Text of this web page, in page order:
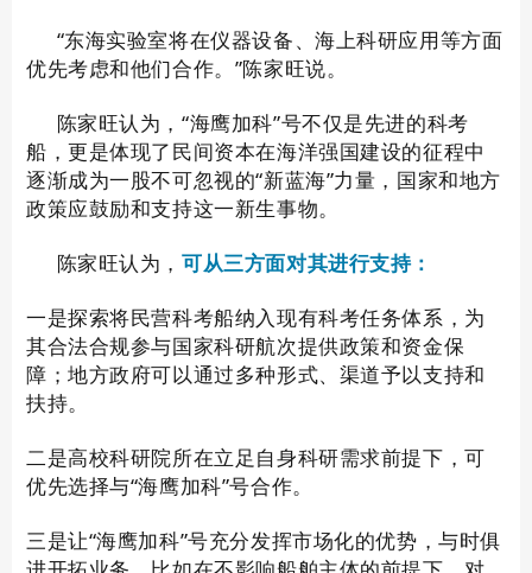
“东海实验室将在仪器设备、海上科研应用等方面
优先考虑和他们合作。”陈家旺说。
陈家旺认为，“海鹰加科”号不仅是先进的科考
船，更是体现了民间资本在海洋强国建设的征程中
逐渐成为一股不可忽视的“新蓝海”力量，国家和地方
政策应鼓励和支持这一新生事物。
陈家旺认为，可从三方面对其进行支持：
一是探索将民营科考船纳入现有科考任务体系，为
其合法合规参与国家科研航次提供政策和资金保
障；地方政府可以通过多种形式、渠道予以支持和
扶持。
二是高校科研院所在立足自身科研需求前提下，可
优先选择与“海鹰加科”号合作。
三是让“海鹰加科”号充分发挥市场化的优势，与时俱